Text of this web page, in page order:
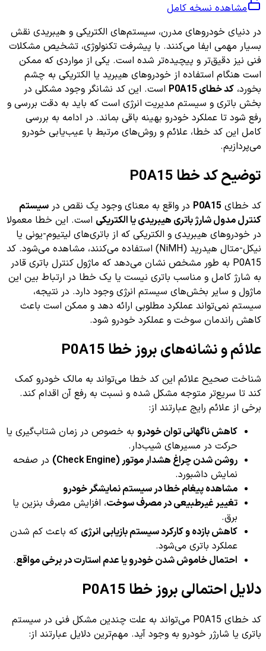
مشاهده نسخه کامل
در دنیای خودروهای مدرن، سیستم‌های الکتریکی و هیبریدی نقش
بسیار مهمی ایفا می‌کنند. با پیشرفت تکنولوژی، تشخیص مشکلات
فنی نیز دقیق‌تر و پیچیده‌تر شده است. یکی از مواردی که ممکن
است هنگام استفاده از خودروهای هیبرید یا الکتریکی به چشم
بخورد، کد خطای P0A15
است. این کد نشانگر وجود مشکلی در
بخش باتری و سیستم مدیریت انرژی است که باید به دقت بررسی و
رفع شود تا عملکرد خودرو بهینه باقی بماند. در ادامه به بررسی
کامل این کد خطا، علائم و روش‌های مرتبط با عیب‌یابی خودرو
می‌پردازیم.
توضیح کد خطا P0A15
کد خطای P0A15 در واقع به معنای وجود یک نقص در سیستم
کنترل مدول شارژ باتری هیبریدی یا الکتریکی است. این خطا معمولا
در خودروهای هیبریدی و الکتریکی که از باتری‌های لیتیوم-یونی یا
نیکل-متال هیدرید (NiMH) استفاده می‌کنند، مشاهده می‌شود. کد
P0A15 به طور مشخص نشان می‌دهد که ماژول کنترل باتری قادر
به شارژ کامل و مناسب باتری نیست یا یک خطا در ارتباط بین این
ماژول و سایر بخش‌های سیستم انرژی وجود دارد. در نتیجه،
سیستم نمی‌تواند عملکرد مطلوبی ارائه دهد و ممکن است باعث
کاهش راندمان سوخت و عملکرد خودرو شود.
علائم و نشانه‌های بروز خطا P0A15
شناخت صحیح علائم این کد خطا می‌تواند به مالک خودرو کمک
کند تا سریع‌تر متوجه مشکل شده و نسبت به رفع آن اقدام کند.
برخی از علائم رایج عبارتند از:
کاهش ناگهانی توان خودرو به خصوص در زمان شتاب‌گیری یا
حرکت در مسیرهای شیب‌دار.
روشن شدن چراغ هشدار موتور (Check Engine)
در صفحه
نمایش داشبورد.
مشاهده پیغام خطا در سیستم نمایشگر خودرو
تغییر غیرطبیعی در مصرف سوخت، افزایش مصرف بنزین یا
برق.
کاهش بازده و کارکرد سیستم بازیابی انرژی که باعث کم شدن
عملکرد باتری می‌شود.
احتمال خاموش شدن خودرو یا عدم استارت در برخی مواقع.
دلایل احتمالی بروز خطا P0A15
کد خطای P0A15 می‌تواند به علت چندین مشکل فنی در سیستم
باتری یا شارژر خودرو به وجود آید. مهم‌ترین دلایل عبارتند از: